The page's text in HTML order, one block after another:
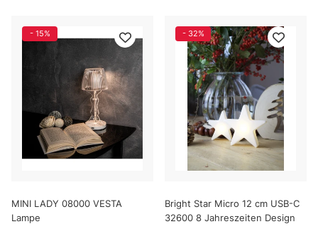
- 15%
MINI LADY 08000 VESTA
Lampe
- 32%
Bright Star Micro 12 cm USB-C
32600 8 Jahreszeiten Design